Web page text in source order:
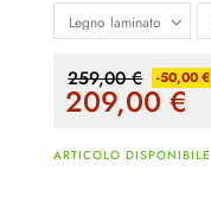
259,00 € -50,00 €
209,00€
ARTICOLO DISPONIBILE